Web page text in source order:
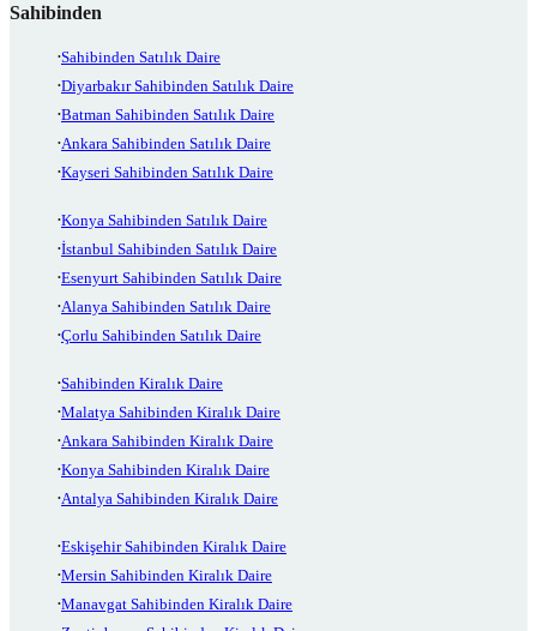
Sahibinden
Sahibinden Satılık Daire
Diyarbakır Sahibinden Satılık Daire
Batman Sahibinden Satılık Daire
Ankara Sahibinden Satılık Daire
Kayseri Sahibinden Satılık Daire
Konya Sahibinden Satılık Daire
İstanbul Sahibinden Satılık Daire
Esenyurt Sahibinden Satılık Daire
Alanya Sahibinden Satılık Daire
Çorlu Sahibinden Satılık Daire
Sahibinden Kiralık Daire
Malatya Sahibinden Kiralık Daire
Ankara Sahibinden Kiralık Daire
Konya Sahibinden Kiralık Daire
Antalya Sahibinden Kiralık Daire
Eskişehir Sahibinden Kiralık Daire
Mersin Sahibinden Kiralık Daire
Manavgat Sahibinden Kiralık Daire